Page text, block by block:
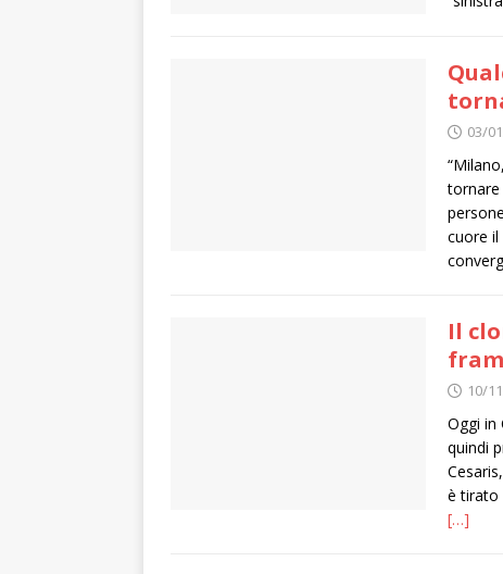
03/
tornare
cuore
Il
10/
Oggi in
quindi
è tirato
[…]